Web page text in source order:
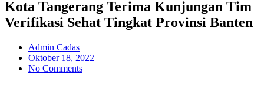
Kota Tangerang Terima Kunjungan Tim
Verifikasi Sehat Tingkat Provinsi Banten
Admin Cadas
Oktober 18, 2022
No Comments